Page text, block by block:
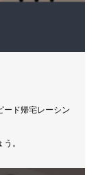
ード帰宅レーシン
。